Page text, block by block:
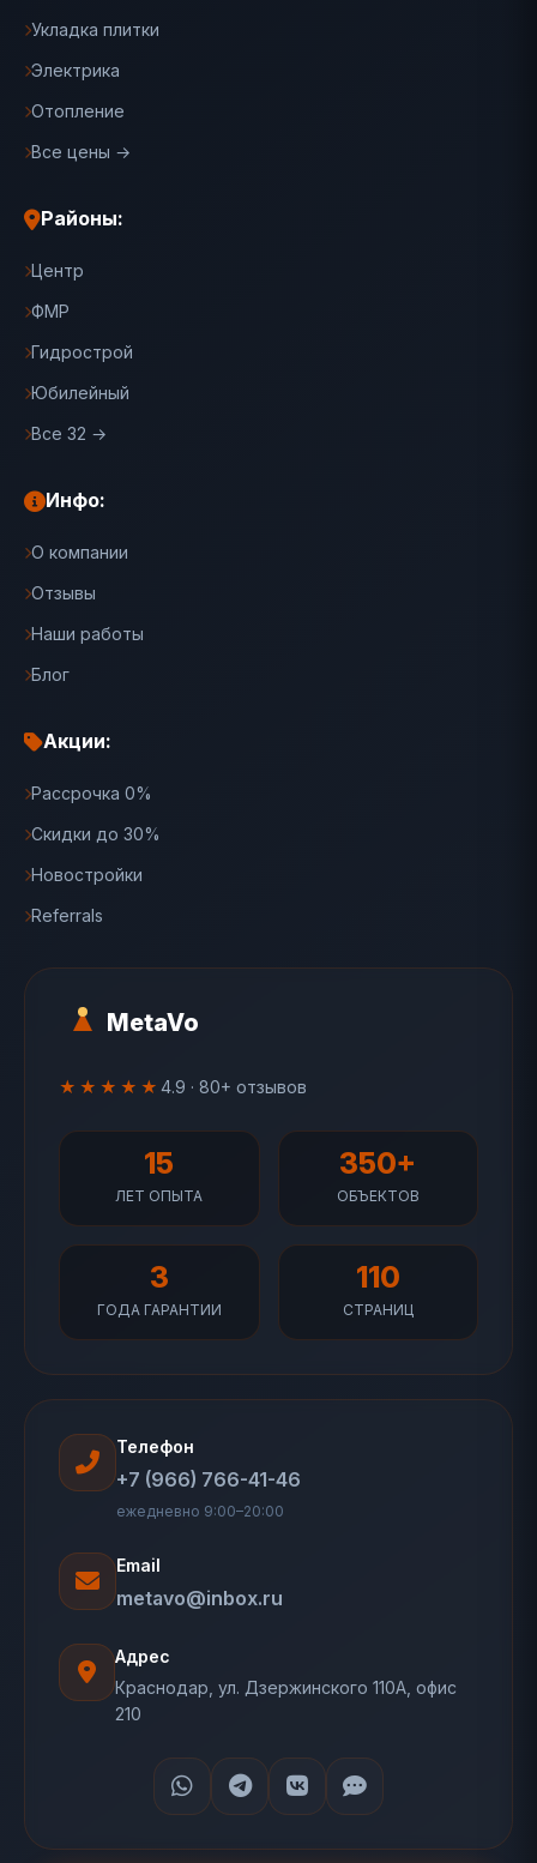
MetaVo
★★★★★ 4.9 · 80+ отзывов
15
ЛЕТ ОПЫТА
350+
ОБЪЕКТОВ
3
ГОДА ГАРАНТИИ
110
СТРАНИЦ
Укладка плитки
Электрика
Отопление
Все цены →
Районы:
Центр
ФМР
Гидрострой
Юбилейный
Все 32 →
Инфо:
О компании
Отзывы
Наши работы
Блог
Акции:
Рассрочка 0%
Скидки до 30%
Новостройки
Referrals
Телефон
+7 (966) 766-41-46
ежедневно 9:00–20:00
Email
metavo@inbox.ru
Адрес
Краснодар, ул. Дзержинского 110А, офис
210